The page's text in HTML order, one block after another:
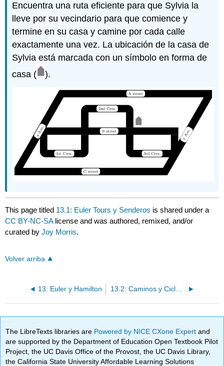
Encuentra una ruta eficiente para que Sylvia la
lleve por su vecindario para que comience y
termine en su casa y camine por cada calle
exactamente una vez. La ubicación de la casa de
Sylvia está marcada con un símbolo en forma de
casa (
).
This page titled 13.1: Euler Tours y Senderos is shared under a
CC BY-NC-SA license and was authored, remixed, and/or
curated byJoy Morris.
Volver arriba
13: Euler y Hamilton 13.2: Caminos y Ciclos Hamilton
The LibreTexts libraries are Powered by NICE CXone Expertand
are supported by the Department of Education Open Textbook Pilot
Project, the UC Davis Office of the Provost, the UC Davis Library,
the California State University Affordable Learning Solutions